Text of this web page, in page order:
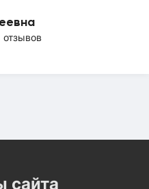
отзывов
сайта